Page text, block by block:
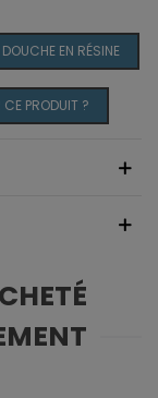
EN RÉSINE
PRODUIT ?